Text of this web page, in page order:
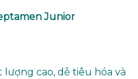
Junior
lượng cao, dễ tiêu hóa và